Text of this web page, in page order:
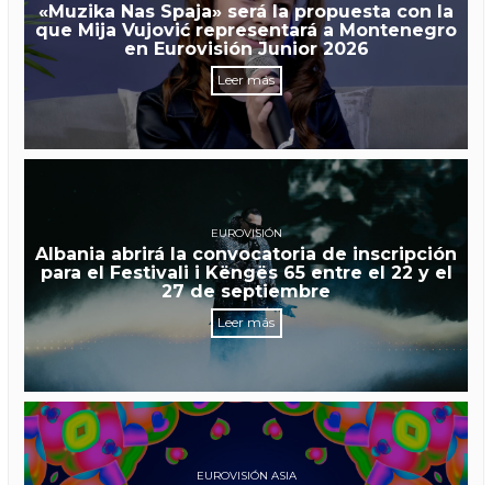
«Muzika Nas Spaja» será la propuesta con la
que Mija Vujović representará a Montenegro
en Eurovisión Junior 2026
Leer más
EUROVISIÓN
Albania abrirá la convocatoria de inscripción
para el Festivali i Këngës 65 entre el 22 y el
27 de septiembre
Leer más
EUROVISIÓN ASIA